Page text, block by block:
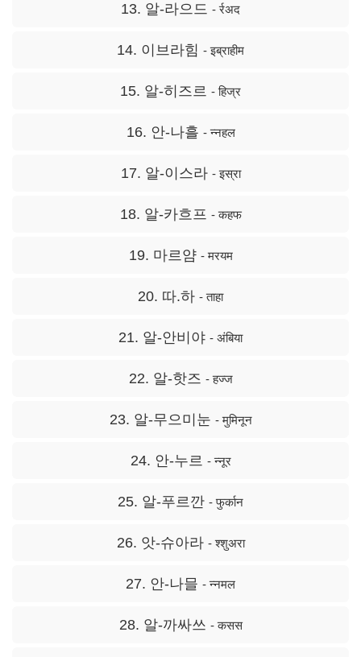
13. 알-라으드 - र्रअद
14. 이브라힘 - इब्राहीम
15. 알-히즈르 - हिज्र
16. 안-나흘 - न्नहल
17. 알-이스라 - इस्रा
18. 알-카흐프 - कहफ
19. 마르얌 - मरयम
20. 따.하 - ताहा
21. 알-안비야 - अंबिया
22. 알-핫즈 - हज्ज
23. 알-무으미눈 - मुमिनून
24. 안-누르 - न्नूर
25. 알-푸르깐 - फुर्कान
26. 앗-슈아라 - श्शुअरा
27. 안-나믈 - न्नमल
28. 알-까싸쓰 - कसस